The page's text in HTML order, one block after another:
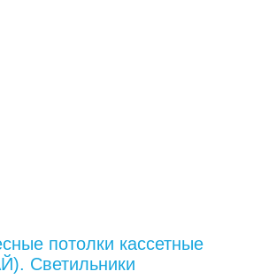
потолки кассетные
Светильники